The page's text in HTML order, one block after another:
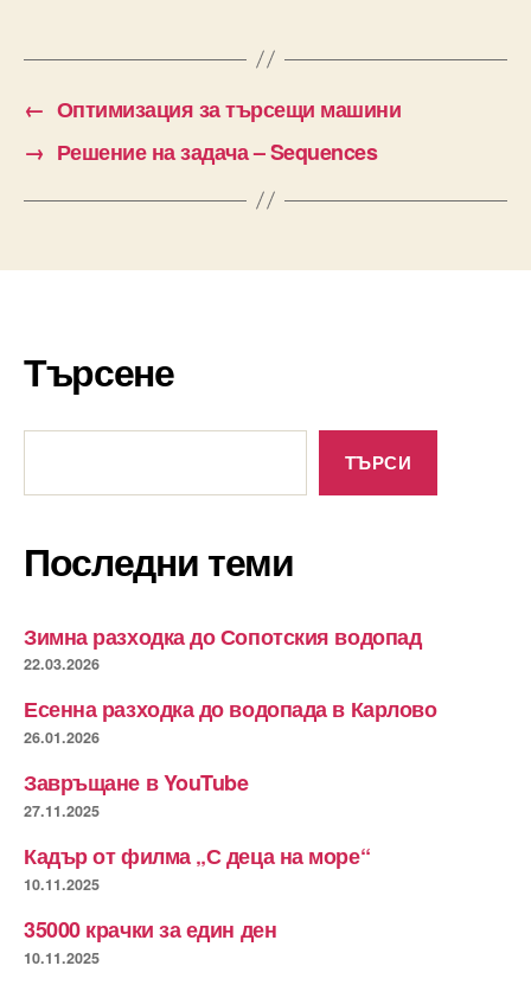
← Оптимизация за търсещи машини
→ Решение на задача – Sequences
Търсене
ТЪРСИ
Последни теми
Зимна разходка до Сопотския водопад
22.03.2026
Есенна разходка до водопада в Карлово
26.01.2026
Завръщане в YouTube
27.11.2025
Кадър от филма „С деца на море“
10.11.2025
35000 крачки за един ден
10.11.2025